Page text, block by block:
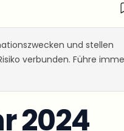
und stellen
verbunden. Führe
2024